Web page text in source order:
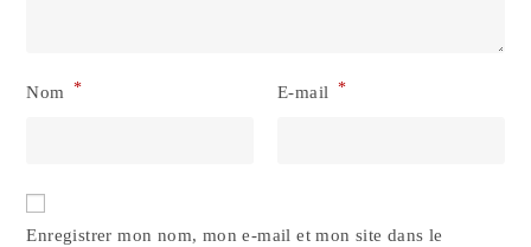
Nom * E-mail *
Enregistrer mon nom, mon e-mail et mon site dans le